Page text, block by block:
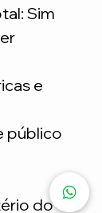
Sim
e
público
do